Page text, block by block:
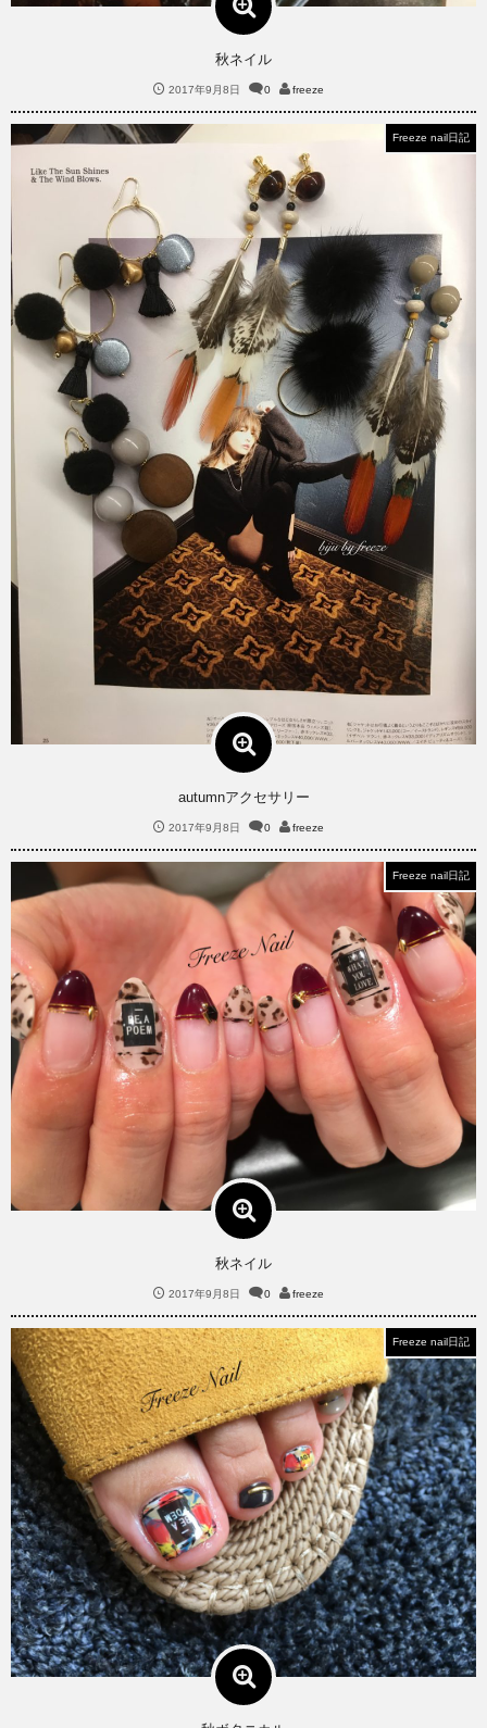
秋ネイル
2017年9月8日 0 freeze
autumnアクセサリー
2017年9月8日
Freeze nail日記
0 freeze
秋ネイル
2017年9月8日
Freeze nail日記
0 freeze
Freeze nail日記